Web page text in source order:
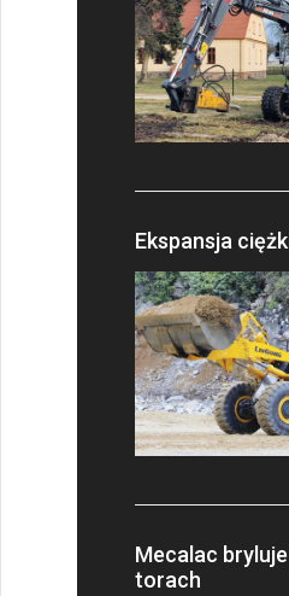
Ekspansja
Mecalac
torach